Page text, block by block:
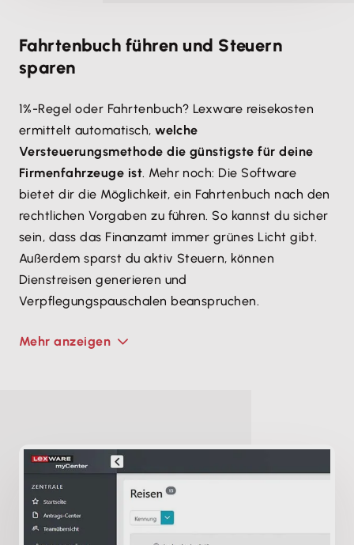
Fahrtenbuch führen und Steuern
sparen
1%-Regel oder Fahrtenbuch? Lexware reisekosten
ermittelt automatisch,welche
Versteuerungsmethode die günstigste für deine
Firmenfahrzeuge ist. Mehr noch: Die Software
bietet dir die Möglichkeit, ein Fahrtenbuch nach den
rechtlichen Vorgaben zu führen. So kannst du sicher
sein, dass das Finanzamt immer grünes Licht gibt.
Außerdem sparst du aktiv Steuern, können
Dienstreisen generieren und
Verpflegungspauschalen beanspruchen.
Mehr anzeigen